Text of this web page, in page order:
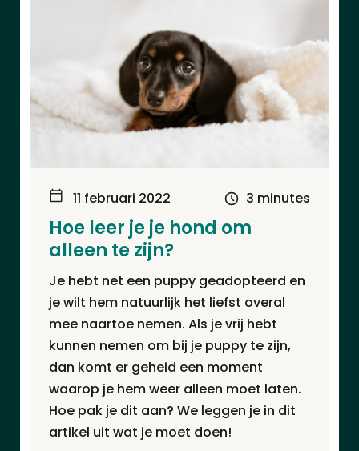
11 februari 2022 3 minutes
Hoe leer je je hond om
alleen te zijn?
Je hebt net een puppy geadopteerd en
je wilt hem natuurlijk het liefst overal
mee naartoe nemen. Als je vrij hebt
kunnen nemen om bij je puppy te zijn,
dan komt er geheid een moment
waarop je hem weer alleen moet laten.
Hoe pak je dit aan? We leggen je in dit
artikel uit wat je moet doen!